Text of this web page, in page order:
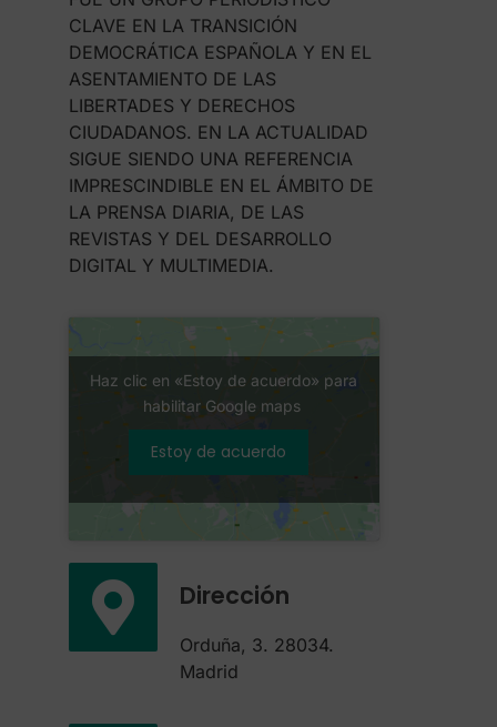
CLAVE EN LA TRANSICIÓN
DEMOCRÁTICA ESPAÑOLA Y EN EL
ASENTAMIENTO DE LAS
LIBERTADES Y DERECHOS
CIUDADANOS. EN LA ACTUALIDAD
SIGUE SIENDO UNA REFERENCIA
IMPRESCINDIBLE EN EL ÁMBITO DE
LA PRENSA DIARIA, DE LAS
REVISTAS Y DEL DESARROLLO
DIGITAL Y MULTIMEDIA.
Haz clic en «Estoy de acuerdo» para
habilitar Google maps
Estoy de acuerdo
Dirección
Orduña, 3. 28034.
Madrid